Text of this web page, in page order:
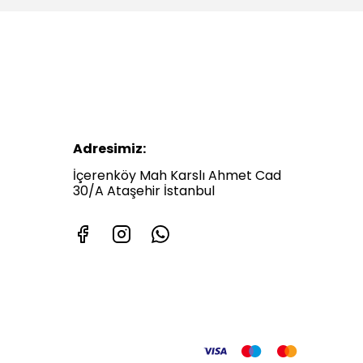
Adresimiz:
İçerenköy Mah Karslı Ahmet Cad
30/A Ataşehir İstanbul